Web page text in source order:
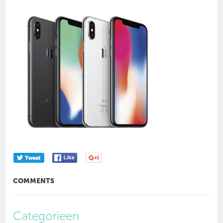
COMMENTS
Categorieen